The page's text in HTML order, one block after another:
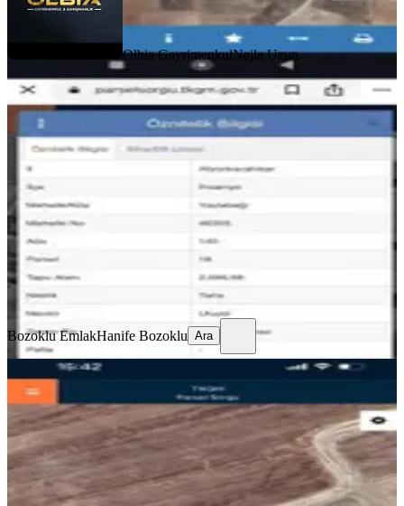
Olbia GayrimenkulNejla Uzun
İhsaniye Yaylabağında Yatırımlık
Arazi
262/m²·02.06.2026
Bozoklu Emlak
Bozoklu EmlakHanife Bozoklu Ara
Sağlam Emlaktan İhsaniye
Kayıhanda Satılık Fırsat Arsa
İhsaniye, Türbe Mahallesi
318 m²
1.462/m²· 23.07.2026